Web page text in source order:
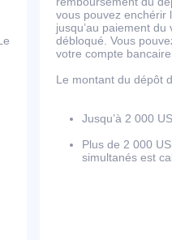
vous pouvez enchérir
jusqu’au paiement
débloqué. Vous
votre compte bancaire.
Le montant du dépôt
Jusqu’à 2 000
Plus de 2 000
simultanés est